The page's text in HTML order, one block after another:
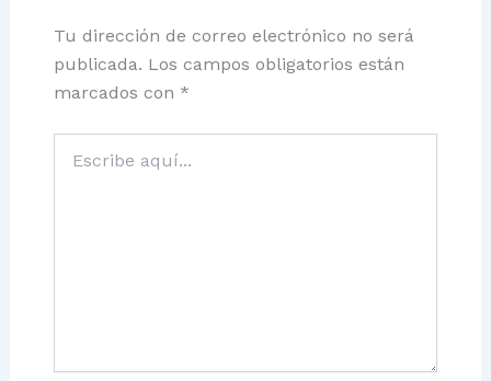
Tu dirección de correo electrónico no será
publicada. Los campos obligatorios están
marcados con *
aquí...